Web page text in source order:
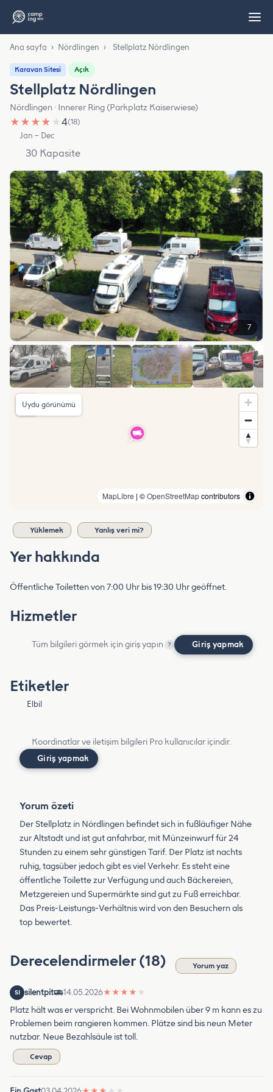
Ana sayfa › Nördlingen › Stellplatz Nördlingen
Karavan Sitesi Açık
Stellplatz Nördlingen
Nördlingen · Innerer Ring (Parkplatz Kaiserwiese)
★ ★ ★ ★ ★4(18)
Jan – Dec
30 Kapasite
7
MapLibre | ©OpenStreetMapcontributors
Uydu görünümü
Yüklemek Yanlış veri mi?
Yer hakkında
Öffentliche Toiletten von 7:00 Uhr bis 19:30 Uhr geöffnet.
Hizmetler
Tüm bilgileri görmek için giriş yapın ? Giriş yapmak
Etiketler
Elbil
Koordinatlar ve iletişim bilgileri Pro kullanıcılar içindir.
Giriş yapmak
Yorum özeti
Der Stellplatz in Nördlingen befindet sich in fußläufiger Nähe
zur Altstadt und ist gut anfahrbar, mit Münzeinwurf für 24
Stunden zu einem sehr günstigen Tarif. Der Platz ist nachts
ruhig, tagsüber jedoch gibt es viel Verkehr. Es steht eine
öffentliche Toilette zur Verfügung und auch Bäckereien,
Metzgereien und Supermärkte sind gut zu Fuß erreichbar.
Das Preis-Leistungs-Verhältnis wird von den Besuchern als
top bewertet.
Derecelendirmeler (18) Yorum yaz
SI silentpit 14.05.2026★ ★ ★ ★ ★
Platz hält was er verspricht. Bei Wohnmobilen über 9 m kann es zu
Problemen beim rangieren kommen. Plätze sind bis neun Meter
nutzbar. Neue Bezahlsäule ist toll.
Cevap